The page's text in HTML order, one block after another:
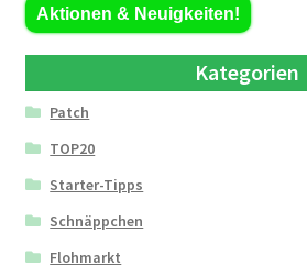
Aktionen & Neuigkeiten!
Kategorien
Patch
TOP20
Starter-Tipps
Schnäppchen
Flohmarkt